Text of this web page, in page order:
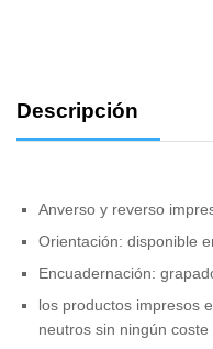
Descripción
Anverso y reverso
Orientación: disponible
Encuadernación:
los productos impresos
neutros sin ningún coste